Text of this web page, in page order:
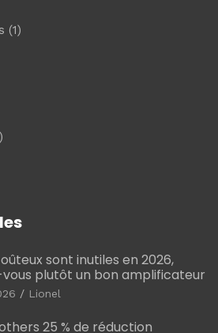
(1)
sont inutiles en 2026,
plutôt un bon amplificateur
Lionel
25 % de réduction